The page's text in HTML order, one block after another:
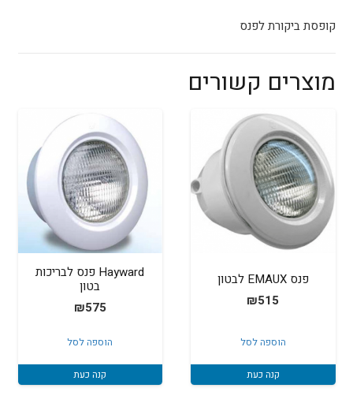
קופסת ביקורת לפנס
מוצרים קשורים
פנס EMAUX לבטון
₪515
הוספה לסל
קנה כעת
Hayward פנס לבריכות
בטון
₪575
הוספה לסל
קנה כעת